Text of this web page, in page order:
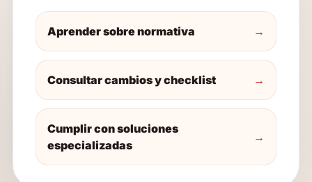
Aprender sobre normativa →
Consultar cambios y checklist →
Cumplir con soluciones
especializadas
→